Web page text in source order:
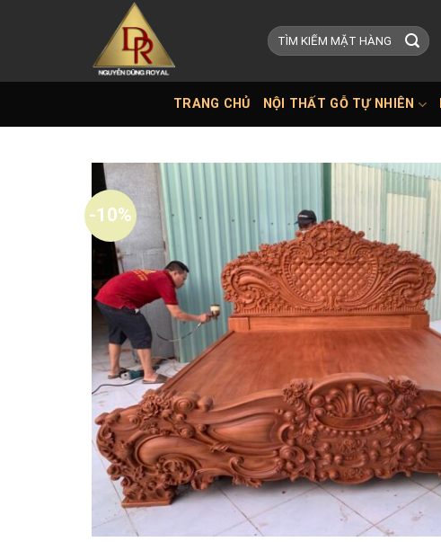
Tìm
kiếm:
TRANG CHỦ NỘI THẤT GỖ TỰ NHIÊN
-10%